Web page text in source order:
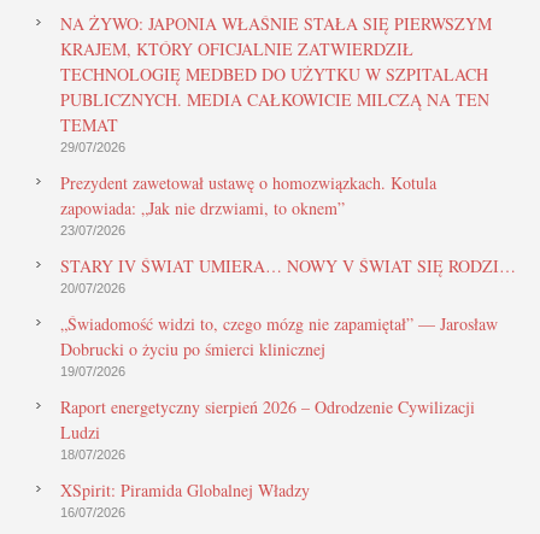
NA ŻYWO: JAPONIA WŁAŚNIE STAŁA SIĘ PIERWSZYM
KRAJEM, KTÓRY OFICJALNIE ZATWIERDZIŁ
TECHNOLOGIĘ MEDBED DO UŻYTKU W SZPITALACH
PUBLICZNYCH. MEDIA CAŁKOWICIE MILCZĄ NA TEN
TEMAT
29/07/2026
Prezydent zawetował ustawę o homozwiązkach. Kotula
zapowiada: „Jak nie drzwiami, to oknem”
23/07/2026
STARY IV ŚWIAT UMIERA… NOWY V ŚWIAT SIĘ RODZI…
20/07/2026
„Świadomość widzi to, czego mózg nie zapamiętał” — Jarosław
Dobrucki o życiu po śmierci klinicznej
19/07/2026
Raport energetyczny sierpień 2026 – Odrodzenie Cywilizacji
Ludzi
18/07/2026
XSpirit: Piramida Globalnej Władzy
16/07/2026